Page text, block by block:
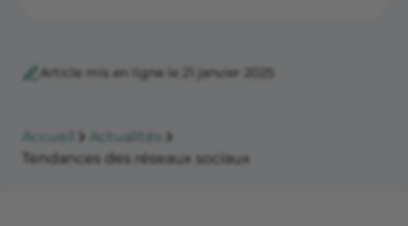
Article mis en ligne le 21 janvier 2025
Accueil
Actualités
Tendances des réseaux sociaux